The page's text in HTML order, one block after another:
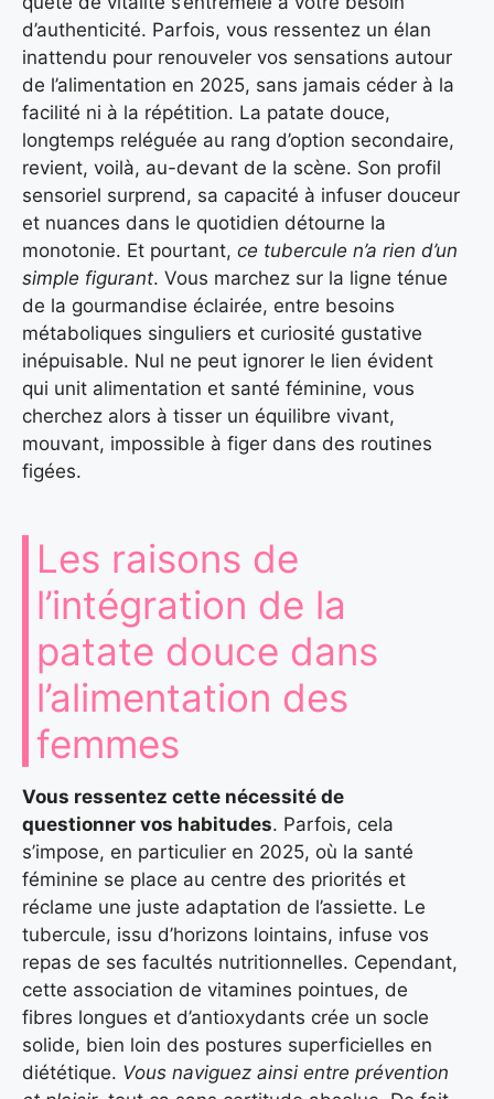
d’authenticité. Parfois, vous ressentez un élan
inattendu pour renouveler vos sensations autour
de l’alimentation en 2025, sans jamais céder à la
facilité ni à la répétition. La patate douce,
longtemps reléguée au rang d’option secondaire,
revient, voilà, au-devant de la scène. Son profil
sensoriel surprend, sa capacité à infuser douceur
et nuances dans le quotidien détourne la
monotonie. Et pourtant, ce tubercule n’a rien d’un
simple figurant. Vous marchez sur la ligne ténue
de la gourmandise éclairée, entre besoins
métaboliques singuliers et curiosité gustative
inépuisable. Nul ne peut ignorer le lien évident
qui unit alimentation et santé féminine, vous
cherchez alors à tisser un équilibre vivant,
mouvant, impossible à figer dans des routines
figées.
Les raisons de
l’intégration de la
patate douce dans
l’alimentation des
femmes
Vous ressentez cette nécessité de
questionner vos habitudes. Parfois, cela
s’impose, en particulier en 2025, où la santé
féminine se place au centre des priorités et
réclame une juste adaptation de l’assiette. Le
tubercule, issu d’horizons lointains, infuse vos
repas de ses facultés nutritionnelles. Cependant,
cette association de vitamines pointues, de
fibres longues et d’antioxydants crée un socle
solide, bien loin des postures superficielles en
diététique. Vous naviguez ainsi entre prévention